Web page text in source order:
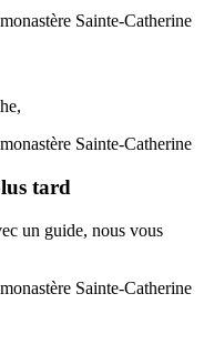
tard
un guide, nous vous